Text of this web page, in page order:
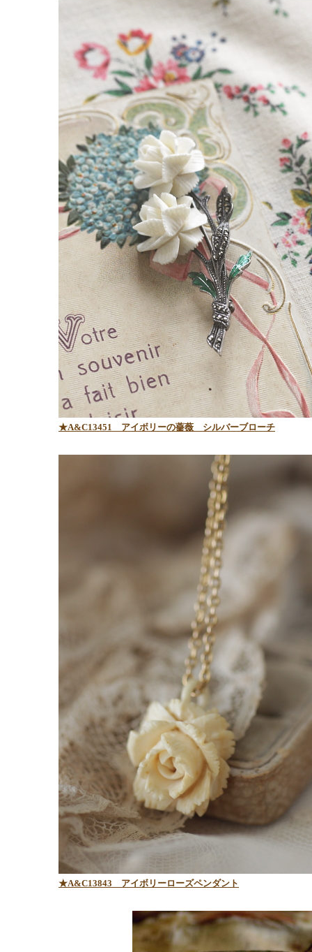
★A&C13451 アイボリーの薔薇 シルバーブローチ
★A&C13843 アイボリーローズペンダント